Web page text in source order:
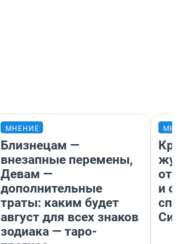
МНЕНИЕ
Близнецам —
внезапные перемены,
Девам —
дополнительные
траты: каким будет
август для всех знаков
зодиака — таро-
и